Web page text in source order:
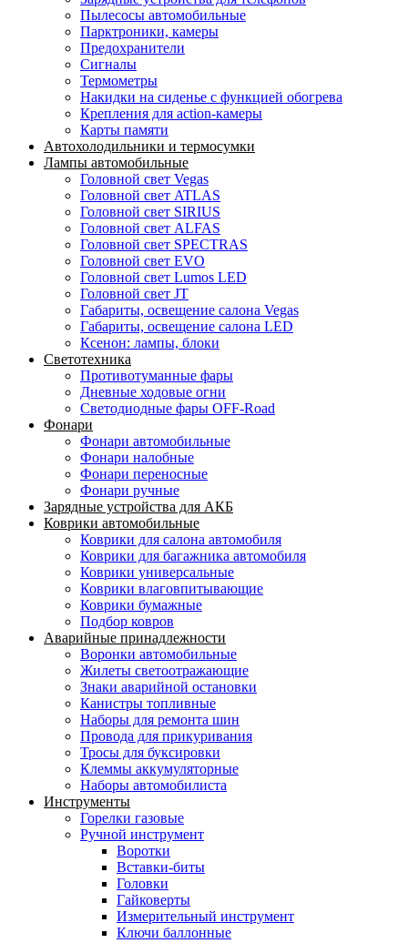
Пылесосы автомобильные
Парктроники, камеры
Предохранители
Сигналы
Термометры
Накидки на сиденье с функцией обогрева
Крепления для action-камеры
Карты памяти
Автохолодильники и термосумки
Лампы автомобильные
Головной свет Vegas
Головной свет ATLAS
Головной свет SIRIUS
Головной свет ALFAS
Головной свет SPECTRAS
Головной свет EVO
Головной свет Lumos LED
Головной свет JT
Габариты, освещение салона Vegas
Габариты, освещение салона LED
Ксенон: лампы, блоки
Светотехника
Противотуманные фары
Дневные ходовые огни
Светодиодные фары OFF-Road
Фонари
Фонари автомобильные
Фонари налобные
Фонари переносные
Фонари ручные
Зарядные устройства для АКБ
Коврики автомобильные
Коврики для салона автомобиля
Коврики для багажника автомобиля
Коврики универсальные
Коврики влаговпитывающие
Коврики бумажные
Подбор ковров
Аварийные принадлежности
Воронки автомобильные
Жилеты светоотражающие
Знаки аварийной остановки
Канистры топливные
Наборы для ремонта шин
Провода для прикуривания
Тросы для буксировки
Клеммы аккумуляторные
Наборы автомобилиста
Инструменты
Горелки газовые
Ручной инструмент
Воротки
Вставки-биты
Головки
Гайковерты
Измерительный инструмент
Ключи баллонные